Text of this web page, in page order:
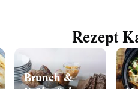
Rezept
Brunch &